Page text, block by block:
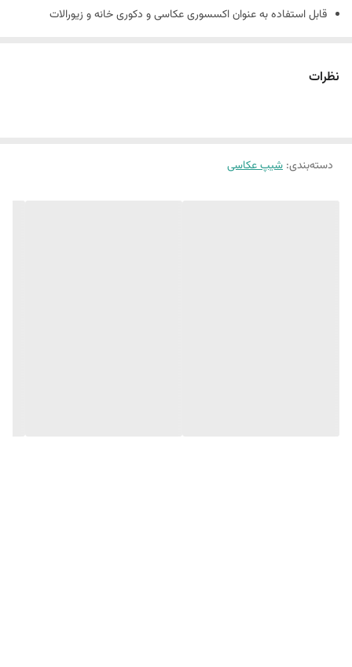
قابل استفاده به عنوان اکسسوری عکاسی و دکوری خانه و زیورالات
نظرات
دسته‌بندی: شیپ عکاسی